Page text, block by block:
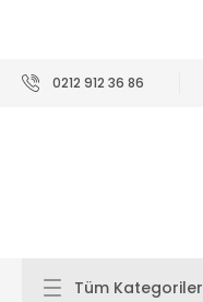
0212 912 36 86
Tüm Kategoriler